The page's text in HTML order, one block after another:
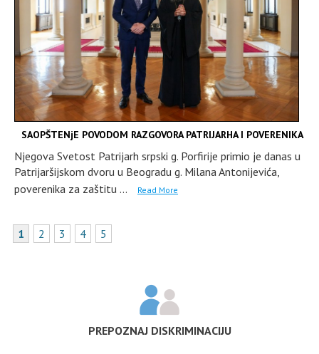
SAOPŠTENjE POVODOM RAZGOVORA PATRIJARHA I POVERENIKA
Njegova Svetost Patrijarh srpski g. Porfirije primio je danas u
Patrijaršijskom dvoru u Beogradu g. Milana Antonijevića,
poverenika za zaštitu ...
Read More
1 2 3 4 5
PREPOZNAJ DISKRIMINACIJU